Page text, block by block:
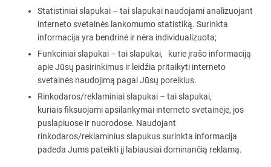
Statistiniai slapukai – tai slapukai naudojami analizuojant
interneto svetainės lankomumo statistiką. Surinkta
informacija yra bendrinė ir nėra individualizuota;
Funkciniai slapukai – tai slapukai, kurie įrašo informaciją
apie Jūsų pasirinkimus ir leidžia pritaikyti interneto
svetainės naudojimą pagal Jūsų poreikius.
Rinkodaros/reklaminiai slapukai – tai slapukai,
kuriais fiksuojami apsilankymai interneto svetainėje, jos
puslapiuose ir nuorodose. Naudojant
rinkodaros/reklaminius slapukus surinkta informacija
padeda Jums pateikti jį labiausiai dominančią reklamą.